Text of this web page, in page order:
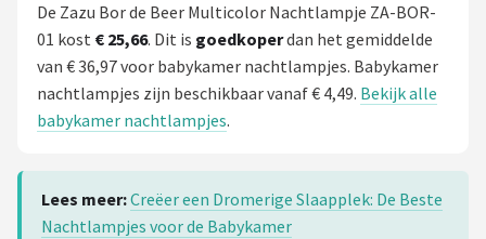
De Zazu Bor de Beer Multicolor Nachtlampje ZA-BOR-
01 kost € 25,66. Dit is goedkoperdan het gemiddelde
van € 36,97 voor babykamer nachtlampjes. Babykamer
nachtlampjes zijn beschikbaar vanaf € 4,49. Bekijk alle
babykamer nachtlampjes.
Lees meer:Creëer een Dromerige Slaapplek: De Beste
Nachtlampjes voor de Babykamer